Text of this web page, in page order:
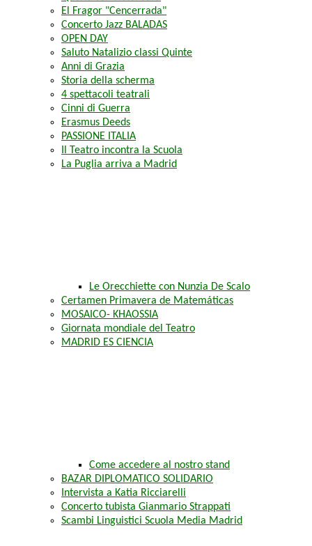
El Fragor "Cencerrada"
Concerto Jazz BALADAS
OPEN DAY
Saluto Natalizio classi Quinte
Anni di Grazia
Storia della scherma
4 spettacoli teatrali
Cinni di Guerra
Erasmus Deeds
PASSIONE ITALIA
Il Teatro incontra la Scuola
La Puglia arriva a Madrid
Le Orecchiette con Nunzia De Scalo
Certamen Primavera de Matemáticas
MOSAICO- KHAOSSIA
Giornata mondiale del Teatro
MADRID ES CIENCIA
Come accedere al nostro stand
BAZAR DIPLOMATICO SOLIDARIO
Intervista a Katia Ricciarelli
Concerto tubista Gianmario Strappati
Scambi Linguistici Scuola Media Madrid